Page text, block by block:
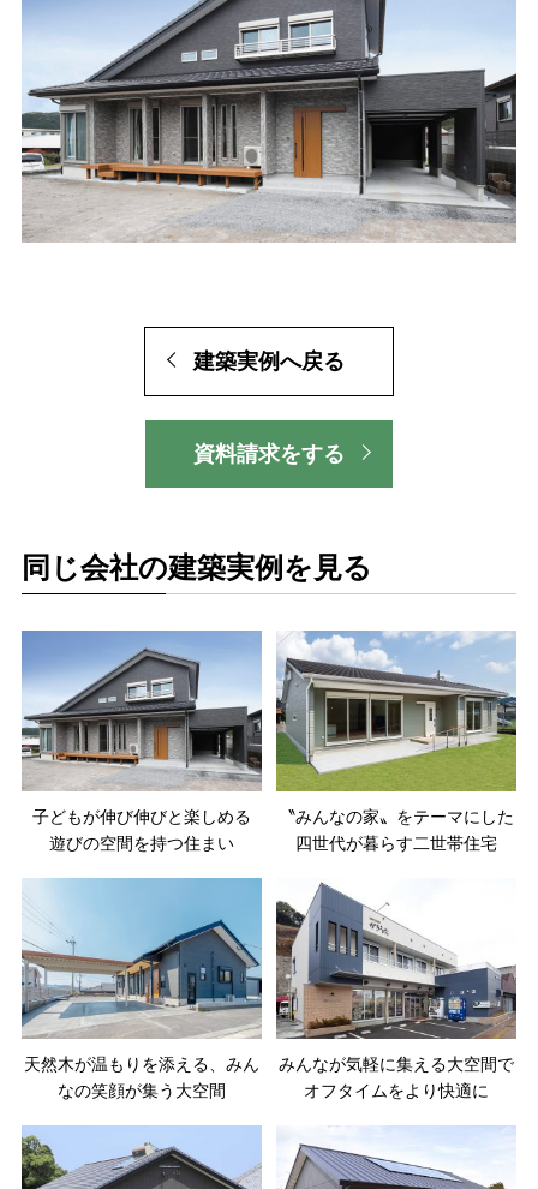
建築実例へ戻る
資料請求をする
同じ会社の建築実例を見る
子どもが伸び伸びと楽しめる
遊びの空間を持つ住まい
〝みんなの家〟をテーマにした
四世代が暮らす二世帯住宅
天然木が温もりを添える、みん
なの笑顔が集う大空間
みんなが気軽に集える大空間で
オフタイムをより快適に